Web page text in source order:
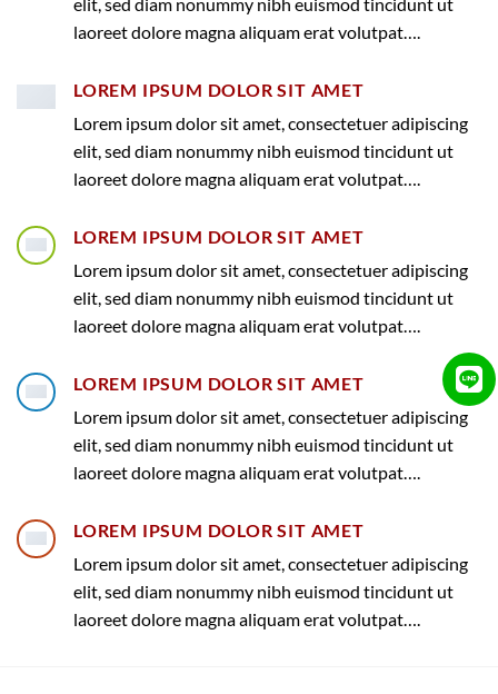
laoreet dolore magna aliquam erat volutpat….
LOREM IPSUM DOLOR SIT AMET
Lorem ipsum dolor sit amet, consectetuer adipiscing
elit, sed diam nonummy nibh euismod tincidunt ut
laoreet dolore magna aliquam erat volutpat….
LOREM IPSUM DOLOR SIT AMET
Lorem ipsum dolor sit amet, consectetuer adipiscing
elit, sed diam nonummy nibh euismod tincidunt ut
laoreet dolore magna aliquam erat volutpat….
LOREM IPSUM DOLOR SIT AMET
Lorem ipsum dolor sit amet, consectetuer adipiscing
elit, sed diam nonummy nibh euismod tincidunt ut
laoreet dolore magna aliquam erat volutpat….
LOREM IPSUM DOLOR SIT AMET
Lorem ipsum dolor sit amet, consectetuer adipiscing
elit, sed diam nonummy nibh euismod tincidunt ut
laoreet dolore magna aliquam erat volutpat….